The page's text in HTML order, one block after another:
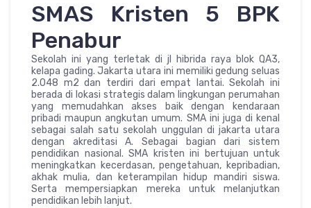
SMAS Kristen 5 BPK
Penabur
Sekolah ini yang terletak di jl hibrida raya blok QA3,
kelapa gading. Jakarta utara ini memiliki gedung seluas
2.048 m2 dan terdiri dari empat lantai. Sekolah ini
berada di lokasi strategis dalam lingkungan perumahan
yang memudahkan akses baik dengan kendaraan
pribadi maupun angkutan umum. SMA ini juga di kenal
sebagai salah satu sekolah unggulan di jakarta utara
dengan akreditasi A. Sebagai bagian dari sistem
pendidikan nasional. SMA kristen ini bertujuan untuk
meningkatkan kecerdasan, pengetahuan, kepribadian,
akhak mulia, dan keterampilan hidup mandiri siswa.
Serta mempersiapkan mereka untuk melanjutkan
pendidikan lebih lanjut.